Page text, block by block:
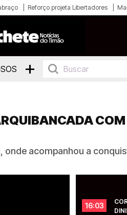
Reforço projeta Libertadores
+
onde acompanhou a
16:03